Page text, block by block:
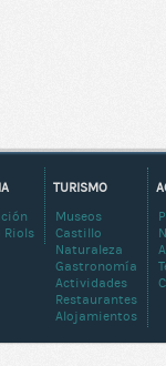
TURISMO
Museos
Castillo
Naturaleza
Gastronomía
Actividades
Restaurantes
Alojamientos
Riols